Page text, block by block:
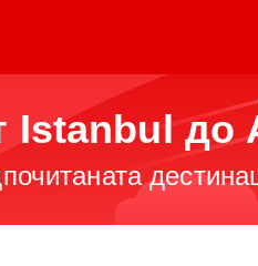
Istanbul до